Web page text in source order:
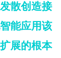
散创造接
能应用该
展的根本